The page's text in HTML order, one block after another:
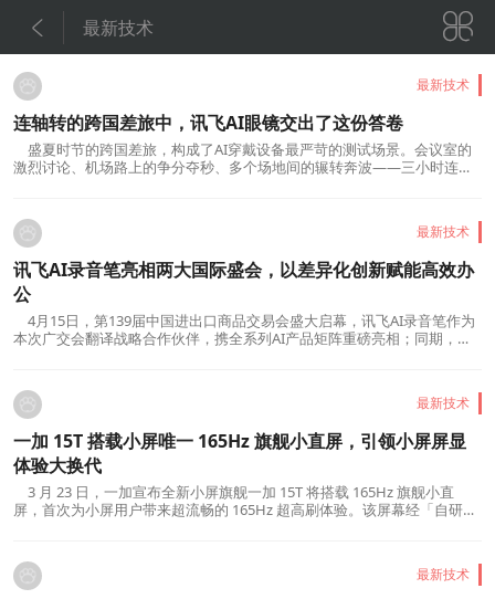
 最新技术 
最新技术
连轴转的跨国差旅中，讯飞AI眼镜交出了这份答卷
盛夏时节的跨国差旅，构成了AI穿戴设备最严苛的测试场景。会议室的
激烈讨论、机场路上的争分夺秒、多个场地间的辗转奔波——三小时连轴
杂环境下的第一道关卡跨国商务会议的难点不在翻译...
最新技术
讯飞AI录音笔亮相两大国际盛会，以差异化创新赋能高效办
公
4月15日，第139届中国进出口商品交易会盛大启幕，讯飞AI录音笔作为
本次广交会翻译战略合作伙伴，携全系列AI产品矩阵重磅亮相；同期，在
心技术积淀与差异化创新实力，向全球展客彰显中国...
最新技术
一加 15T 搭载小屏唯一 165Hz 旗舰小直屏，引领小屏屏显
体验大换代
3 月 23 日，一加宣布全新小屏旗舰一加 15T 将搭载 165Hz 旗舰小直
屏，首次为小屏用户带来超流畅的 165Hz 超高刷体验。该屏幕经「自研屏
畅度、显示素质、暗光显示、护眼能力四大维度全面...
最新技术